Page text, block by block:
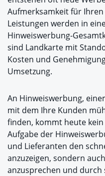
Aufmerksamkeit für
Leistungen werden in
Hinweiswerbung-
sind Landkarte mit
Kosten und
Umsetzung.
An Hinweiswerbung,
mit dem Ihre Kunden
finden, kommt heute
Aufgabe der
und Lieferanten den
anzuzeigen, sondern
anzusprechen und durch